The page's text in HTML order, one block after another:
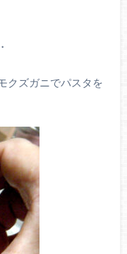
クズガニでパスタを